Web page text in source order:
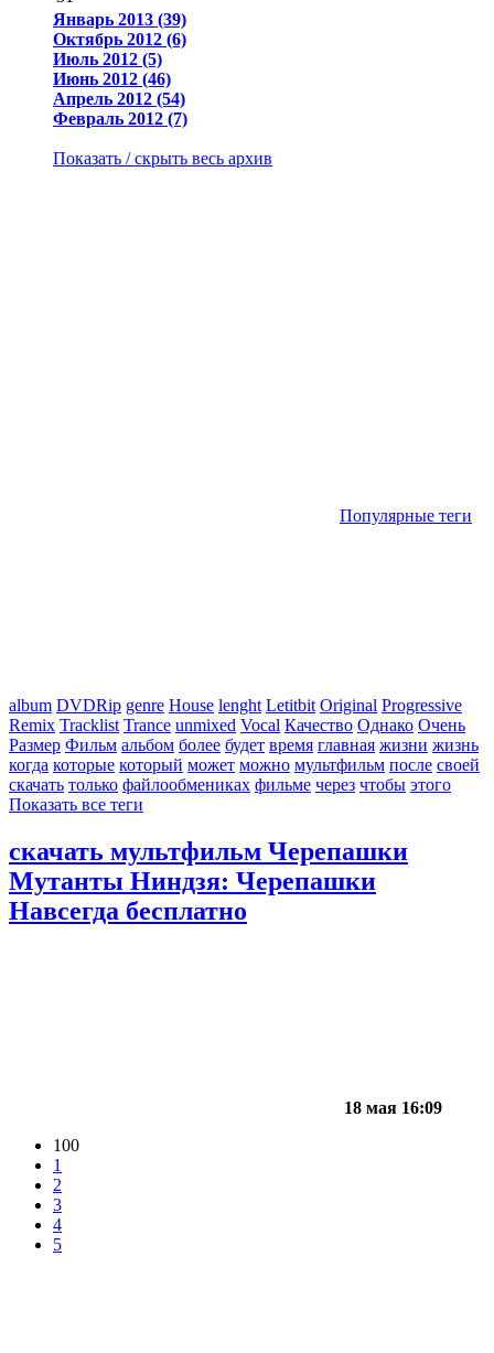
Январь 2013 (39)
Октябрь 2012 (6)
Июль 2012 (5)
Июнь 2012 (46)
Апрель 2012 (54)
Февраль 2012 (7)
Показать / скрыть весь архив
Популярные теги
album DVDRip genre House lenght Letitbit Original Progressive
Remix Tracklist Trance unmixed Vocal Качество Однако Очень
Размер Фильм альбом более будет время главная жизни жизнь
когда которые который может можно мультфильм после своей
скачать только файлообмениках фильме через чтобы этого
Показать все теги
скачать мультфильм Черепашки
Мутанты Ниндзя: Черепашки
Навсегда бесплатно
18 мая 16:09
100
1
2
3
4
5